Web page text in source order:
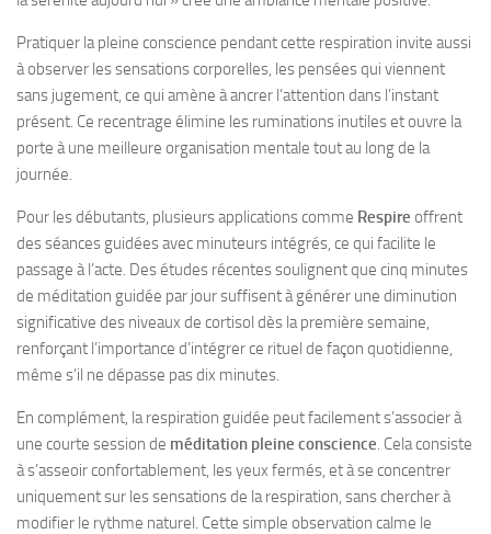
Pratiquer la pleine conscience pendant cette respiration invite aussi
à observer les sensations corporelles, les pensées qui viennent
sans jugement, ce qui amène à ancrer l’attention dans l’instant
présent. Ce recentrage élimine les ruminations inutiles et ouvre la
porte à une meilleure organisation mentale tout au long de la
journée.
Pour les débutants, plusieurs applications comme Respire offrent
des séances guidées avec minuteurs intégrés, ce qui facilite le
passage à l’acte. Des études récentes soulignent que cinq minutes
de méditation guidée par jour suffisent à générer une diminution
significative des niveaux de cortisol dès la première semaine,
renforçant l’importance d’intégrer ce rituel de façon quotidienne,
même s’il ne dépasse pas dix minutes.
En complément, la respiration guidée peut facilement s’associer à
une courte session de méditation pleine conscience. Cela consiste
à s’asseoir confortablement, les yeux fermés, et à se concentrer
uniquement sur les sensations de la respiration, sans chercher à
modifier le rythme naturel. Cette simple observation calme le